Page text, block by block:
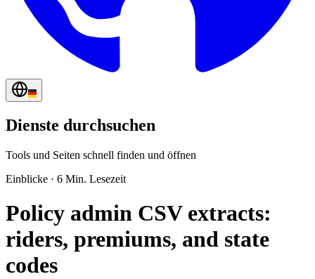
Dienste durchsuchen
Tools und Seiten schnell finden und öffnen
Einblicke · 6 Min. Lesezeit
Policy admin CSV extracts:
riders, premiums, and state
codes